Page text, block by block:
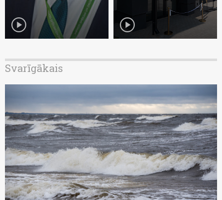
play_circle play_circle
Svarīgākais